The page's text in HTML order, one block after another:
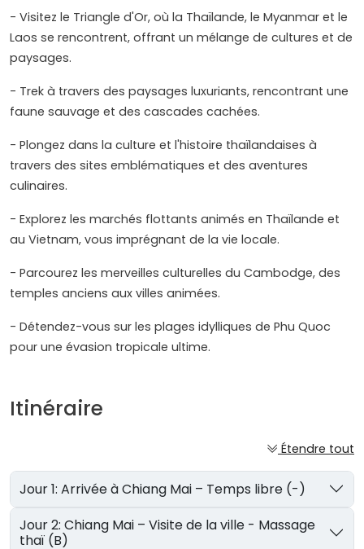
- Visitez le Triangle d'Or, où la Thaïlande, le Myanmar et le
Laos se rencontrent, offrant un mélange de cultures et de
paysages.
- Trek à travers des paysages luxuriants, rencontrant une
faune sauvage et des cascades cachées.
- Plongez dans la culture et l'histoire thaïlandaises à
travers des sites emblématiques et des aventures
culinaires.
- Explorez les marchés flottants animés en Thaïlande et
au Vietnam, vous imprégnant de la vie locale.
- Parcourez les merveilles culturelles du Cambodge, des
temples anciens aux villes animées.
- Détendez-vous sur les plages idylliques de Phu Quoc
pour une évasion tropicale ultime.
Itinéraire
Étendre tout
Jour 1: Arrivée à Chiang Mai – Temps libre (-)
Jour 2: Chiang Mai – Visite de la ville - Massage
thaï (B)